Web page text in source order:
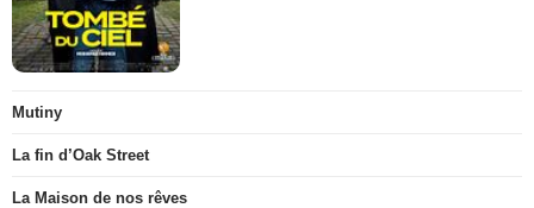
Mutiny
La fin d’Oak Street
La Maison de nos rêves